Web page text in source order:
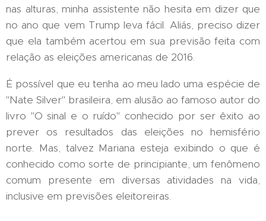
nas alturas, minha assistente não hesita em dizer que
no ano que vem Trump leva fácil. Aliás, preciso dizer
que ela também acertou em sua previsão feita com
relação as eleições americanas de 2016.
É possível que eu tenha ao meu lado uma espécie de
"Nate Silver" brasileira, em alusão ao famoso autor do
livro "O sinal e o ruído" conhecido por ser êxito ao
prever os resultados das eleições no hemisfério
norte. Mas, talvez Mariana esteja exibindo o que é
conhecido como sorte de principiante, um fenômeno
comum presente em diversas atividades na vida,
inclusive em previsões eleitoreiras.